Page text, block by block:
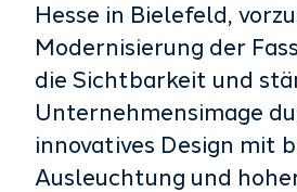
Hesse in Bielefeld,
Modernisierung der
die Sichtbarkeit und
Unternehmensimage
innovatives Design mit
Ausleuchtung und